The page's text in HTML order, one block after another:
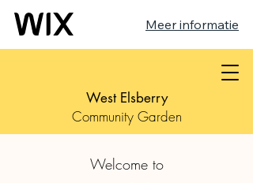
Meer informatie